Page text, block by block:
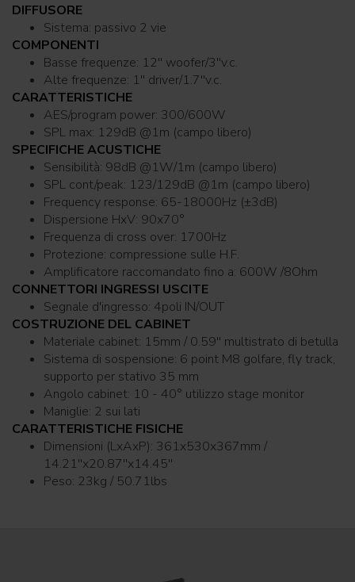
DIFFUSORE
Sistema: passivo 2 vie
COMPONENTI
Basse frequenze: 12'' woofer/3''v.c.
Alte frequenze: 1'' driver/1.7''v.c.
CARATTERISTICHE
AES/program power: 300/600W
SPL max: 129dB @1m (campo libero)
SPECIFICHE ACUSTICHE
Sensibilità: 98dB @1W/1m (campo libero)
SPL cont/peak: 123/129dB @1m (campo libero)
Frequency response: 65-18000Hz (±3dB)
Dispersione HxV: 90x70°
Frequenza di cross over: 1700Hz
Protezione: compressione sulle H.F.
Amplificatore raccomandato fino a: 600W /8Ohm
CONNETTORI INGRESSI USCITE
Segnale d'ingresso: 4poli IN/OUT
COSTRUZIONE DEL CABINET
Materiale cabinet: 15mm / 0.59'' multistrato di betulla
Sistema di sospensione: 6 point M8 golfare, fly track,
supporto per stativo 35 mm
Angolo cabinet: 10 - 40° utilizzo stage monitor
Maniglie: 2 sui lati
CARATTERISTICHE FISICHE
Dimensioni (LxAxP): 361x530x367mm /
14.21''x20.87''x14.45''
Peso: 23kg / 50.71lbs